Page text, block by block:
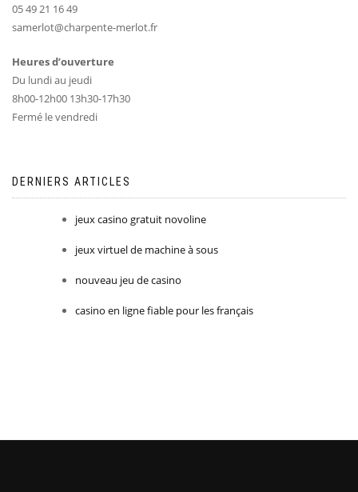
05 49 21 16 49
samerlot@charpente-merlot.fr
Heures d’ouverture
Du lundi au jeudi
8h00-12h00 13h30-17h30
Fermé le vendredi
DERNIERS ARTICLES
jeux casino gratuit novoline
jeux virtuel de machine à sous
nouveau jeu de casino
casino en ligne fiable pour les français